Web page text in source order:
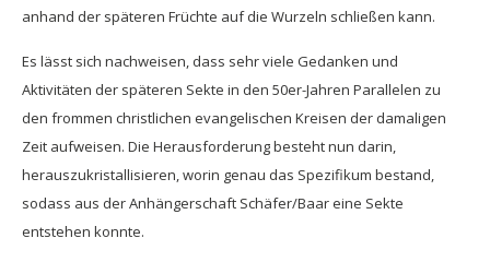
anhand der späteren Früchte auf die Wurzeln schließen kann.
Es lässt sich nachweisen, dass sehr viele Gedanken und
Aktivitäten der späteren Sekte in den 50er-Jahren Parallelen zu
den frommen christlichen evangelischen Kreisen der damaligen
Zeit aufweisen. Die Herausforderung besteht nun darin,
herauszukristallisieren, worin genau das Spezifikum bestand,
sodass aus der Anhängerschaft Schäfer/Baar eine Sekte
entstehen konnte.